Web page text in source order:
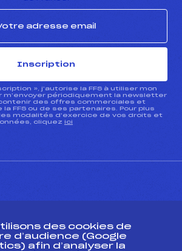
Inscription
», j’autorise la FFS à utiliser mon
m’envoyer périodiquement la newsletter
contenir des offres commerciales et
FFS ou de ses partenaires. Pour plus
modalités d’exercice de vos droits et
cliquez ici
des cookies de
d’audience (Google
afin d’analyser la